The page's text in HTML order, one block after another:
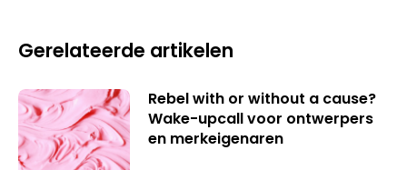
Gerelateerde artikelen
Rebel with or without a cause?
Wake-upcall voor ontwerpers
en merkeigenaren